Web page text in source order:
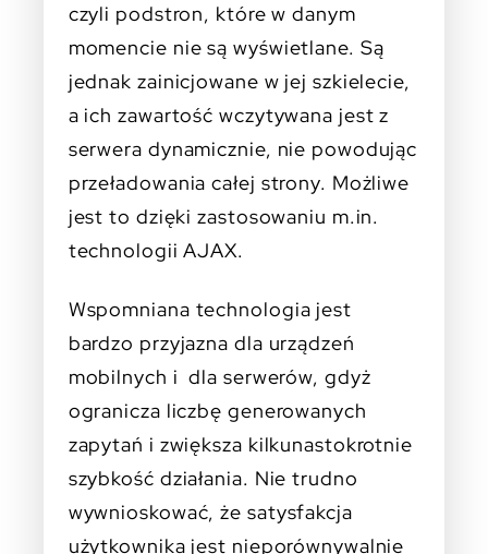
czyli podstron, które w danym
momencie nie są wyświetlane. Są
jednak zainicjowane w jej szkielecie,
a ich zawartość wczytywana jest z
serwera dynamicznie, nie powodując
przeładowania całej strony. Możliwe
jest to dzięki zastosowaniu m.in.
technologii AJAX.
Wspomniana technologia jest
bardzo przyjazna dla urządzeń
mobilnych i dla serwerów, gdyż
ogranicza liczbę generowanych
zapytań i zwiększa kilkunastokrotnie
szybkość działania. Nie trudno
wywnioskować, że satysfakcja
użytkownika jest nieporównywalnie